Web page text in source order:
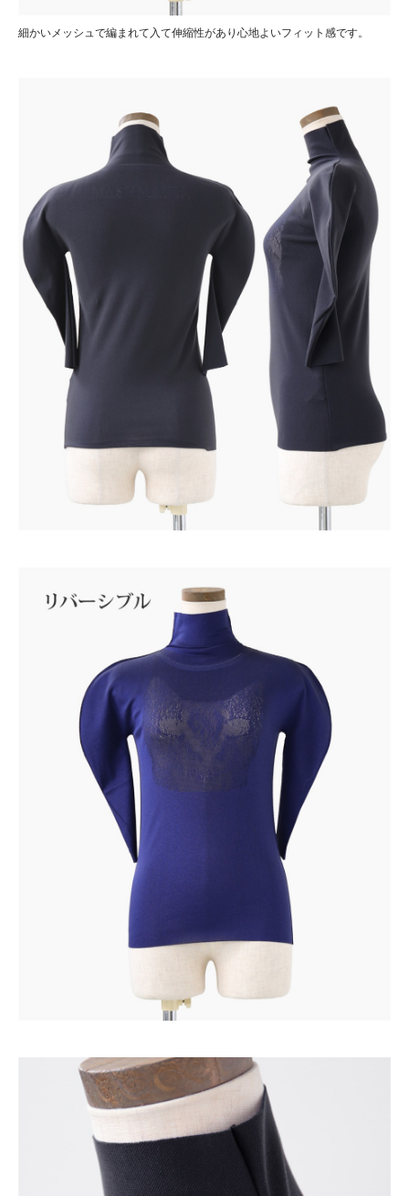
細かいメッシュで編まれて入て伸縮性があり心地よいフィット感です。